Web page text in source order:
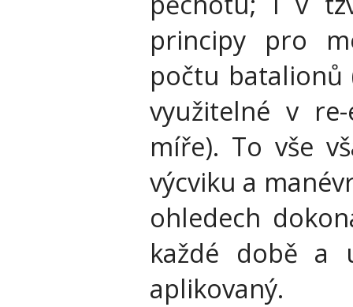
principy pro
počtu batalionů
využitelné v
míře). To vše
výcviku a
ohledech
každé době a
aplikovaný.